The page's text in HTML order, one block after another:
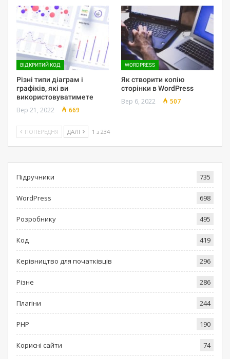
ВІДКРИТИЙ КОД
Різні типи діаграм і
графіків, які ви
використовуватимете
Вер 21, 2022 669
WORDPRESS
Як створити копію
сторінки в WordPress
Вер 6, 2022 507
ПОПЕРЕДНЯ ДАЛІ 1 з 234
Підручники 735
WordPress 698
Розробнику 495
Код 419
Керівництво для початківців 296
Різне 286
Плагіни 244
PHP 190
Корисні сайти 74